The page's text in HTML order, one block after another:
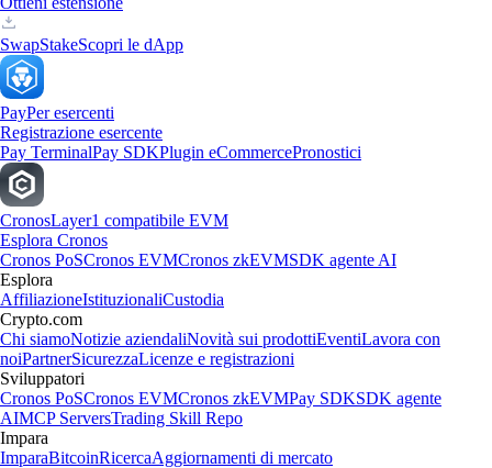
SwapStakeScopri le dApp
PayPer esercenti
Registrazione esercente
Pay TerminalPay SDKPlugin eCommercePronostici
CronosLayer1 compatibile EVM
Esplora Cronos
Cronos PoSCronos EVMCronos zkEVMSDK agente AI
Esplora
AffiliazioneIstituzionaliCustodia
Crypto.com
Chi siamoNotizie aziendaliNovità sui prodottiEventiLavora con
noiPartnerSicurezzaLicenze e registrazioni
Sviluppatori
Cronos PoSCronos EVMCronos zkEVMPay SDKSDK agente
AIMCP ServersTrading Skill Repo
Impara
ImparaBitcoinRicercaAggiornamenti di mercato